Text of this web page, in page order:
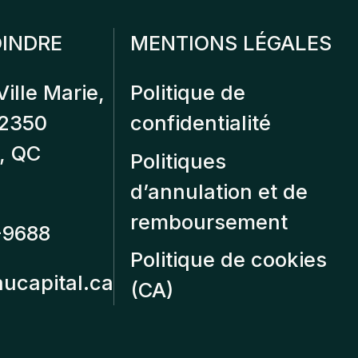
Marie,
QC
MENTIONS LÉGALES
Politique de
confidentialité
Politiques
d’annulation et de
remboursement
Politique de cookies
(CA)